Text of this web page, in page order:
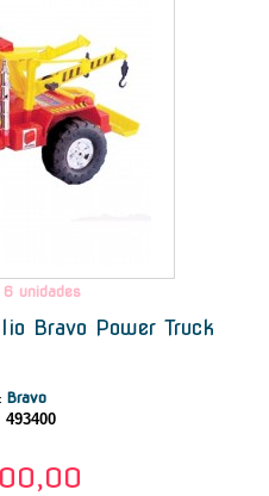
6 unidades
Bravo Power Truck
: Bravo
493400